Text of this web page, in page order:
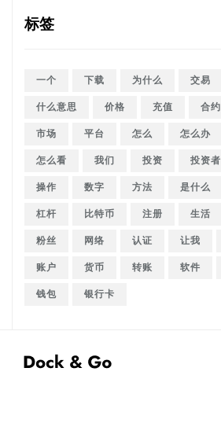
标签
一个 下载 为什么 交易
什么意思
价格 充值 合约
市场
平台 怎么 怎么办
怎么看
我们 投资 投资者
操作
数字 方法 是什么
杠杆
比特币 注册 生活
粉丝
网络 认证 让我
账户
货币 转账 软件
钱包
银行卡